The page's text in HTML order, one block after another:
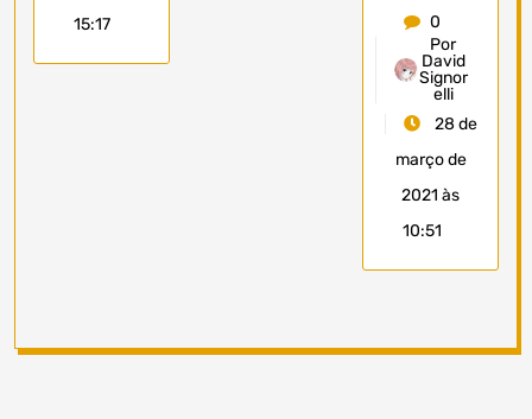
15:17
0
Por
David
Signor
elli
28 de
março de
2021 às
10:51